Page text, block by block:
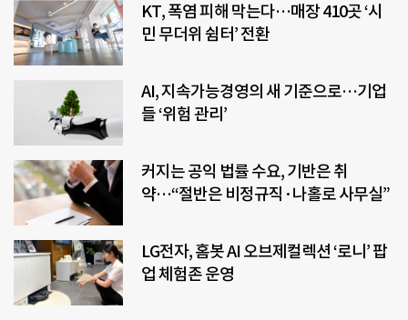
KT, 폭염 피해 막는다…매장 410곳 ‘시
민 무더위 쉼터’ 전환
AI, 지속가능경영의 새 기준으로…기업
들 ‘위험 관리’
커지는 공익 법률 수요, 기반은 취
약…“절반은 비정규직·나홀로 사무실”
LG전자, 홈봇 AI 오브제컬렉션 ‘로니’ 팝
업 체험존 운영